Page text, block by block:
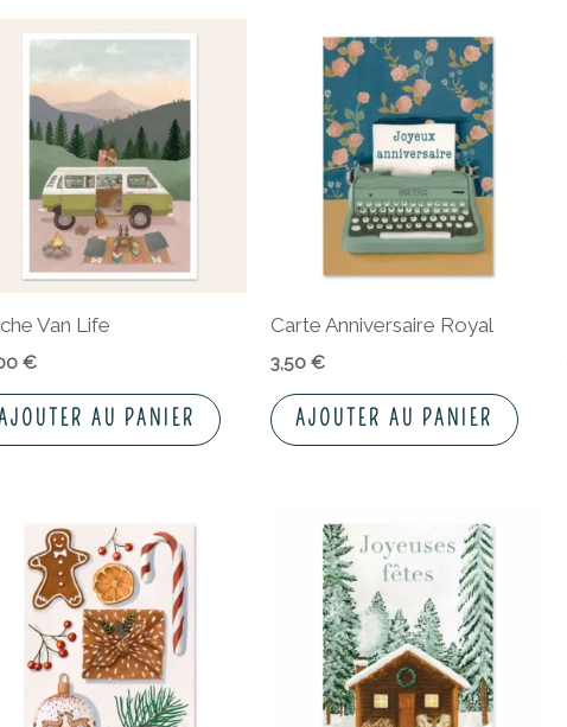
Van Life
€
AU PANIER
Carte Anniversaire Royal
3,50€
AJOUTER AU PANIER